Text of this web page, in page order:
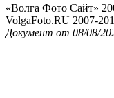
«Волга Фото Сайт»
VolgaFoto.RU 2007-
Документ от 08/08/